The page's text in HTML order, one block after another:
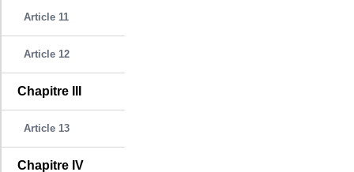
Article 11
Article 12
Chapitre III
Article 13
Chapitre IV